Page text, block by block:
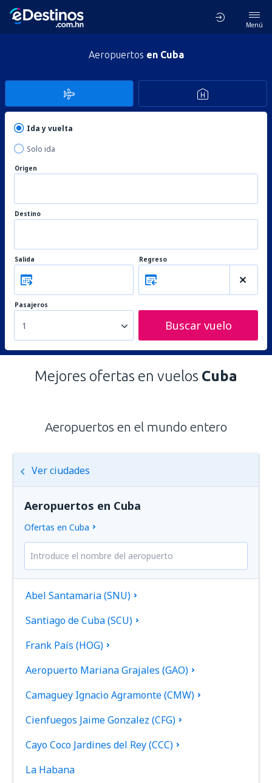
Menú
Aeropuertos en Cuba
Ida y vuelta
Solo ida
Origen
Destino
Salida Regreso
Pasajeros
1 Buscar vuelo
Mejores ofertas en vuelos Cuba
Aeropuertos en el mundo entero
Ver ciudades
Aeropuertos en Cuba
Ofertas en Cuba
Abel Santamaria (SNU)
Santiago de Cuba (SCU)
Frank País (HOG)
Aeropuerto Mariana Grajales (GAO)
Camaguey Ignacio Agramonte (CMW)
Cienfuegos Jaime Gonzalez (CFG)
Cayo Coco Jardines del Rey (CCC)
La Habana